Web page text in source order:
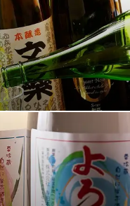
きりと辛口の日本酒を。
米酒を。お料理に合わ
だくのもおすすめの楽
ヂング
2分
ングB1
色々な地酒のを楽しん
価格の３９０円より、
造超辛口、山廃純米、か
ます。是非、《虎連坊 八
いませ。